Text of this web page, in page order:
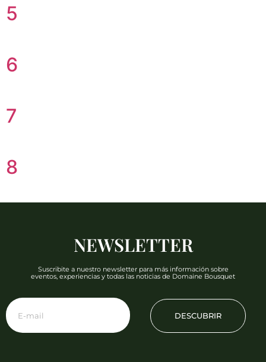
5
6
7
8
NEWSLETTER
Suscribite a nuestro newsletter para más información sobre
eventos, experiencias y todas las noticias de Domaine Bousquet
DESCUBRIR